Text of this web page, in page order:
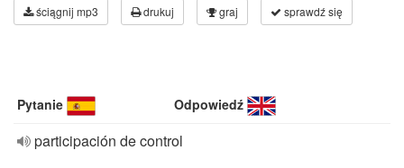
ściągnij mp3 drukuj graj sprawdź się
Pytanie Odpowiedź
participación de control